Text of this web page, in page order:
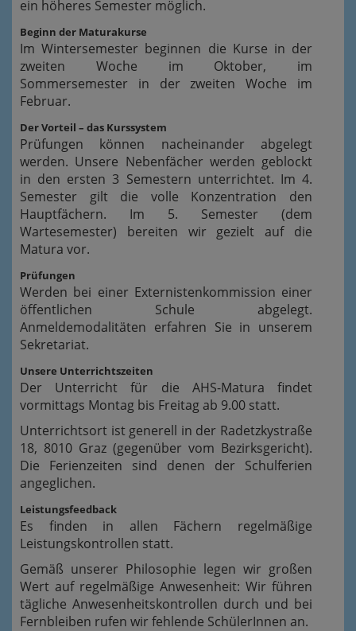
ein höheres Semester möglich.
Beginn der Maturakurse
Im Wintersemester beginnen die Kurse in der
zweiten Woche im Oktober, im
Sommersemester in der zweiten Woche im
Februar.
Der Vorteil – das Kurssystem
Prüfungen können nacheinander abgelegt
werden. Unsere Nebenfächer werden geblockt
in den ersten 3 Semestern unterrichtet. Im 4.
Semester gilt die volle Konzentration den
Hauptfächern. Im 5. Semester (dem
Wartesemester) bereiten wir gezielt auf die
Matura vor.
Prüfungen
Werden bei einer Externistenkommission einer
öffentlichen Schule abgelegt.
Anmeldemodalitäten erfahren Sie in unserem
Sekretariat.
Unsere Unterrichtszeiten
Der Unterricht für die AHS-Matura findet
vormittags Montag bis Freitag ab 9.00 statt.
Unterrichtsort ist generell in der Radetzkystraße
18, 8010 Graz (gegenüber vom Bezirksgericht).
Die Ferienzeiten sind denen der Schulferien
angeglichen.
Leistungsfeedback
Es finden in allen Fächern regelmäßige
Leistungskontrollen statt.
Gemäß unserer Philosophie legen wir großen
Wert auf regelmäßige Anwesenheit: Wir führen
tägliche Anwesenheitskontrollen durch und bei
Fernbleiben rufen wir fehlende SchülerInnen an.